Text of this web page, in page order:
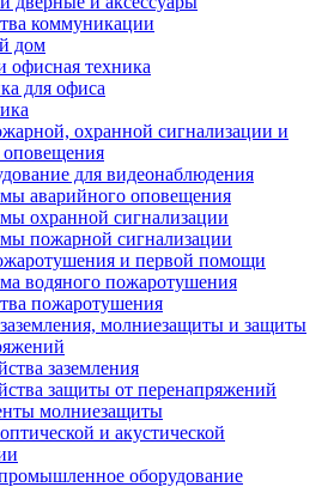
коммуникации
дом
офисная техника
для офиса
охранной сигнализации и
оповещения
для видеонаблюдения
аварийного оповещения
охранной сигнализации
пожарной сигнализации
и первой помощи
водяного пожаротушения
пожаротушения
молниезащиты и защиты
заземления
защиты от перенапряжений
молниезащиты
и акустической
оборудование